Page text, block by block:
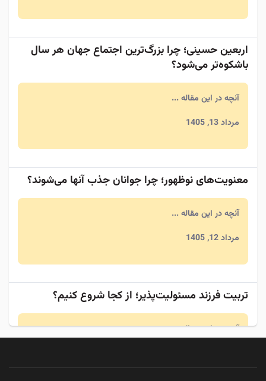
اربعین حسینی؛ چرا بزرگ‌ترین اجتماع جهان هر سال
باشکوه‌تر می‌شود؟
آنچه در این مقاله ...
مرداد 13, 1405
معنویت‌های نوظهور؛ چرا جوانان جذب آنها می‌شوند؟
آنچه در این مقاله ...
مرداد 12, 1405
تربیت فرزند مسئولیت‌پذیر؛ از کجا شروع کنیم؟
آنچه در این مقاله ...